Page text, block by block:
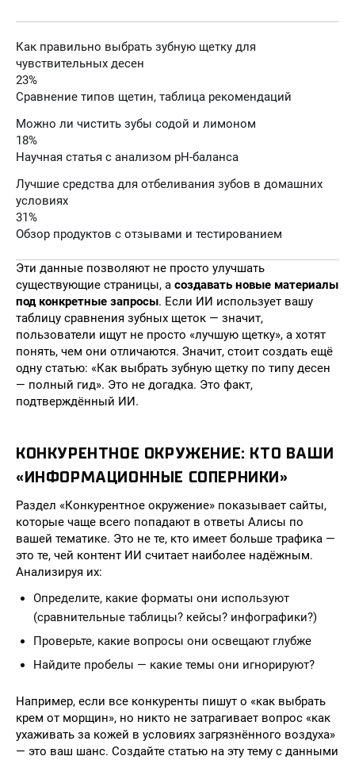
Как правильно выбрать зубную щетку для
чувствительных десен
23%
Сравнение типов щетин, таблица рекомендаций
Можно ли чистить зубы содой и лимоном
18%
Научная статья с анализом pH-баланса
Лучшие средства для отбеливания зубов в домашних
условиях
31%
Обзор продуктов с отзывами и тестированием
Эти данные позволяют не просто улучшать
существующие страницы, а создавать новые материалы
под конкретные запросы. Если ИИ использует вашу
таблицу сравнения зубных щеток — значит,
пользователи ищут не просто «лучшую щетку», а хотят
понять, чем они отличаются. Значит, стоит создать ещё
одну статью: «Как выбрать зубную щетку по типу десен
— полный гид». Это не догадка. Это факт,
подтверждённый ИИ.
КОНКУРЕНТНОЕ ОКРУЖЕНИЕ: КТО ВАШИ
«ИНФОРМАЦИОННЫЕ СОПЕРНИКИ»
Раздел «Конкурентное окружение» показывает сайты,
которые чаще всего попадают в ответы Алисы по
вашей тематике. Это не те, кто имеет больше трафика —
это те, чей контент ИИ считает наиболее надёжным.
Анализируя их:
Определите, какие форматы они используют
(сравнительные таблицы? кейсы? инфографики?)
Проверьте, какие вопросы они освещают глубже
Найдите пробелы — какие темы они игнорируют?
Например, если все конкуренты пишут о «как выбрать
крем от морщин», но никто не затрагивает вопрос «как
ухаживать за кожей в условиях загрязнённого воздуха»
— это ваш шанс. Создайте статью на эту тему с данными